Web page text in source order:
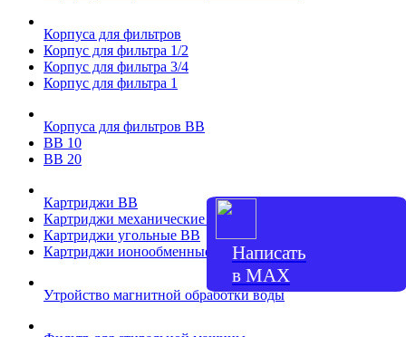
Корпуса для фильтров
Корпус для фильтра 1/2
Корпус для фильтра 3/4
Корпус для фильтра 1
Корпуса для фильтров ВВ
ВВ 10
ВВ 20
Картриджи ВВ
Картриджи механические ВВ
Картриджи угольные ВВ
Картриджи ионообменные, обезжелезование ВВ
Утройство магнитной обработки воды
Написать
в МАХ